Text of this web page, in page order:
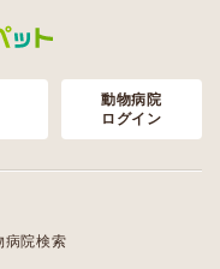
動物病院
ログイン
病院検索